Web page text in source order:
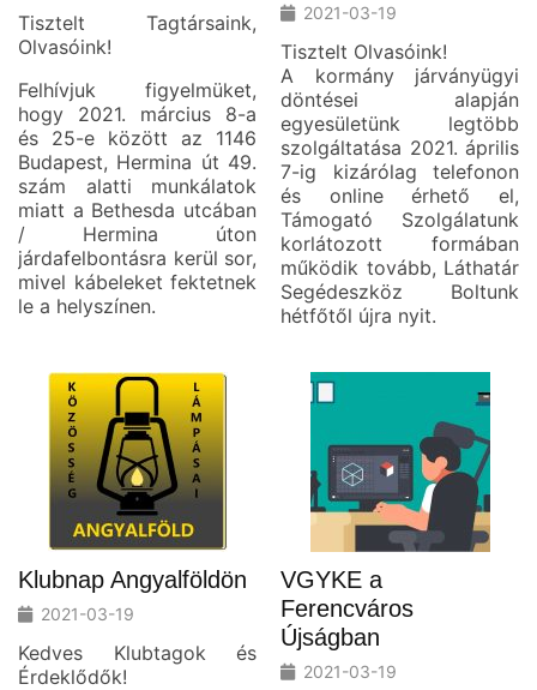
Tisztelt Tagtársaink,
Olvasóink!
Felhívjuk figyelmüket,
hogy 2021. március 8-a
és 25-e között az 1146
Budapest, Hermina út 49.
szám alatti munkálatok
miatt a Bethesda utcában
/ Hermina úton
járdafelbontásra kerül sor,
mivel kábeleket fektetnek
le a helyszínen.
2021-03-19
Tisztelt Olvasóink!
A kormány járványügyi
döntései alapján
egyesületünk legtöbb
szolgáltatása 2021. április
7-ig kizárólag telefonon
és online érhető el,
Támogató Szolgálatunk
korlátozott formában
működik tovább, Láthatár
Segédeszköz Boltunk
hétfőtől újra nyit.
Klubnap Angyalföldön
2021-03-19
Kedves Klubtagok és
Érdeklődők!
VGYKE a
Ferencváros
Újságban
2021-03-19